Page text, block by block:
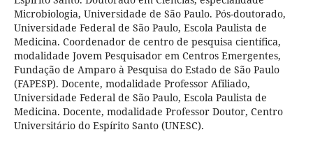
Microbiologia, Universidade de São Paulo. Pós-doutorado,
Universidade Federal de São Paulo, Escola Paulista de
Medicina. Coordenador de centro de pesquisa científica,
modalidade Jovem Pesquisador em Centros Emergentes,
Fundação de Amparo à Pesquisa do Estado de São Paulo
(FAPESP). Docente, modalidade Professor Afiliado,
Universidade Federal de São Paulo, Escola Paulista de
Medicina. Docente, modalidade Professor Doutor, Centro
Universitário do Espírito Santo (UNESC).